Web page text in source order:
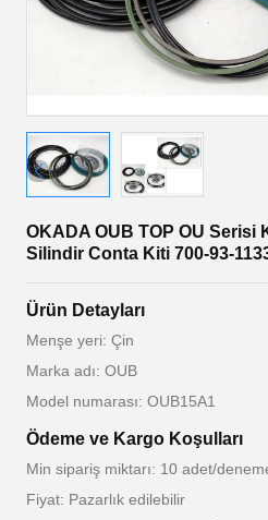
OKADA OUB TOP OU Serisi
Silindir Conta Kiti 700-93-
Ürün Detayları
Menşe yeri: Çin
Marka adı: OUB
Model numarası: OUB15A1
Ödeme ve Kargo Koşulları
Min sipariş miktarı: 10 adet/
Fiyat: Pazarlık edilebilir